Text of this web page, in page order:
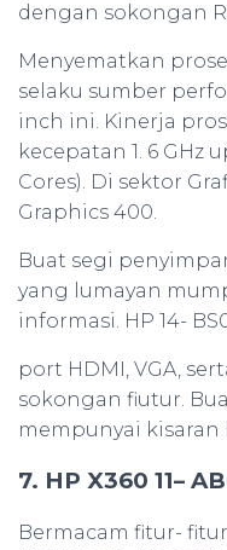
dengan sokongan
Menyematkan
selaku sumber
inch ini. Kinerja
kecepatan 1. 6 GHz
Cores). Di sektor
Graphics 400.
Buat segi
yang lumayan
informasi. HP 14-
port HDMI, VGA,
sokongan fiutur.
mempunyai kisaran
7. HP X360 11–
Bermacam fitur-